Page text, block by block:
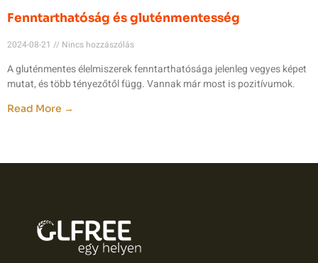
Fenntarthatóság és gluténmentesség
2024-08-21 Nincs hozzászólás
A gluténmentes élelmiszerek fenntarthatósága jelenleg vegyes képet
mutat, és több tényezőtől függ. Vannak már most is pozitívumok.
Read More →